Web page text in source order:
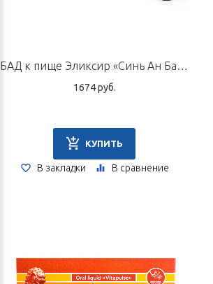
Способ применения и дозы
Рекомендуется принимать 5–7 пастилок
результате переваривания мясных
Перед применением рекомендуется
специалистом по ТКМ.
БАД к пище Эликсир «Синь Ан Бао», 10 флаконов по 10 мл
1674 руб.
КУПИТЬ
В закладки В сравнение